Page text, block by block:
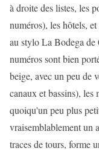
à droite des listes, les
numéros), les hôtels,
au stylo La Bodega de
numéros sont bien
beige, avec un peu de
canaux et bassins),
quoiqu'un peu plus
vraisemblablement un
traces de tours, forme